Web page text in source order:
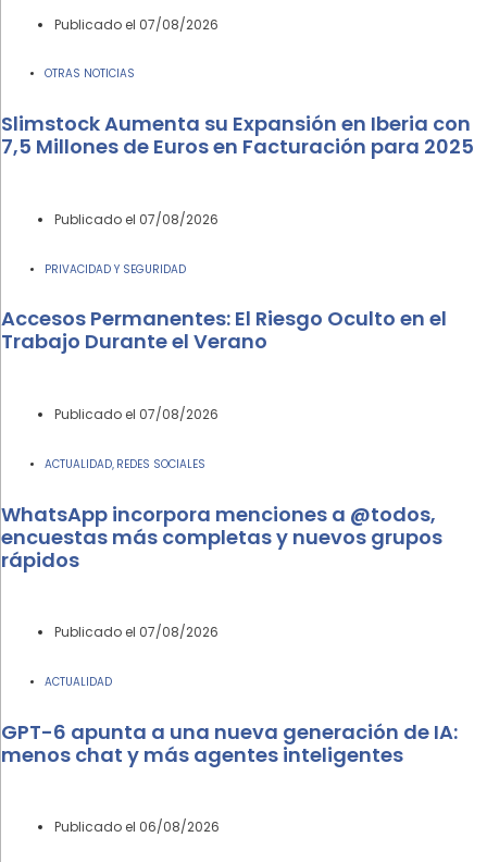
Publicado el 07/08/2026
OTRAS NOTICIAS
Slimstock Aumenta su Expansión en Iberia con
7,5 Millones de Euros en Facturación para 2025
Publicado el 07/08/2026
PRIVACIDAD Y SEGURIDAD
Accesos Permanentes: El Riesgo Oculto en el
Trabajo Durante el Verano
Publicado el 07/08/2026
ACTUALIDAD REDES SOCIALES
WhatsApp incorpora menciones a @todos,
encuestas más completas y nuevos grupos
rápidos
Publicado el 07/08/2026
ACTUALIDAD
GPT-6 apunta a una nueva generación de IA:
menos chat y más agentes inteligentes
Publicado el 06/08/2026